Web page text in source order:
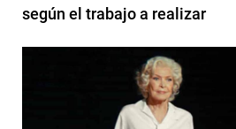
según el trabajo a realizar